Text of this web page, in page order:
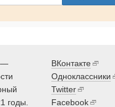
—
годы.
ВКонтакте
Одноклассники
Twitter
Facebook